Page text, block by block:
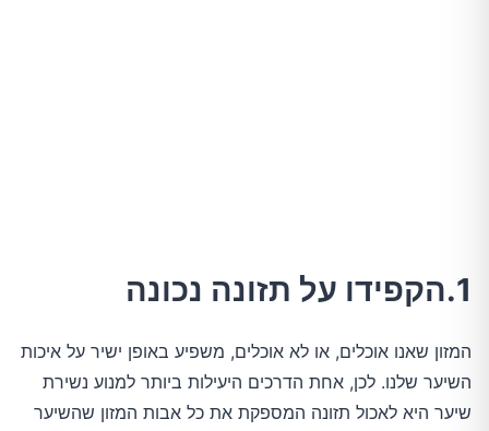
1.הקפידו על תזונה נכונה
המזון שאנו אוכלים, או לא אוכלים, משפיע באופן ישיר על איכות
השיער שלנו. לכן, אחת הדרכים היעילות ביותר למנוע נשירת
שיער היא לאכול תזונה המספקת את כל אבות המזון שהשיער